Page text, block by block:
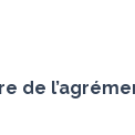
de